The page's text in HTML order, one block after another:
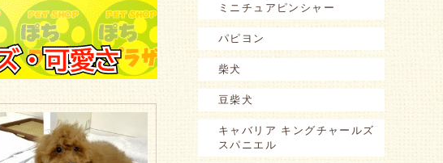
ミニチュアピンシャー
パピヨン
柴犬
豆柴犬
キャバリア キングチャールズ
スパニエル